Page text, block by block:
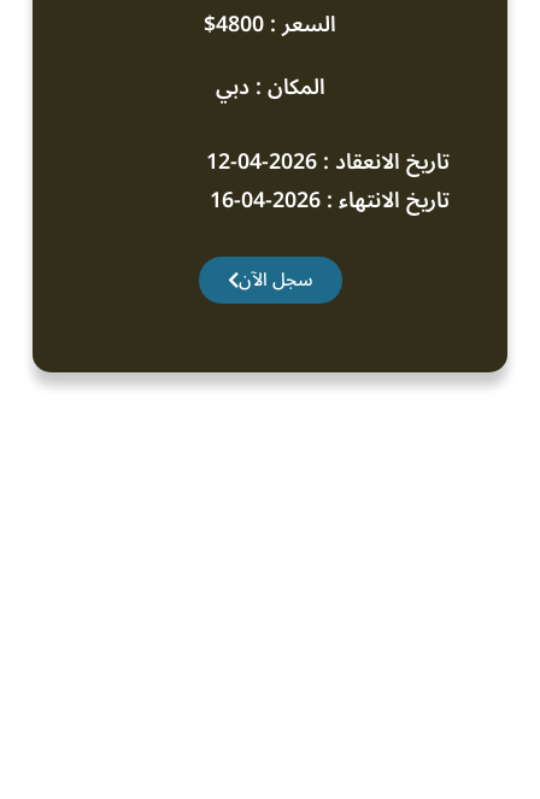
السعر : 4800$
المكان : دبي
تاريخ الانعقاد : 2026-04-12
تاريخ الانتهاء : 2026-04-16
سجل الآن